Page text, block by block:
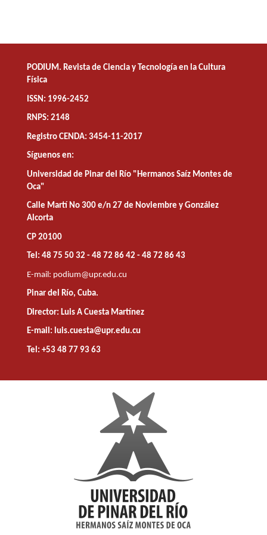
PODIUM. Revista de Ciencia y Tecnología en la Cultura
Física
ISSN: 1996-2452
RNPS: 2148
Registro CENDA: 3454-11-2017
Síguenos en:
Universidad de Pinar del Río "Hermanos Saíz Montes de
Oca"
Calle Martí No 300 e/n 27 de Noviembre y González
Alcorta
CP 20100
Tel: 48 75 50 32 - 48 72 86 42 - 48 72 86 43
E-mail: podium@upr.edu.cu
Pinar del Río, Cuba.
Director: Luis A Cuesta Martínez
E-mail: luis.cuesta@upr.edu.cu
Tel: +53 48 77 93 63